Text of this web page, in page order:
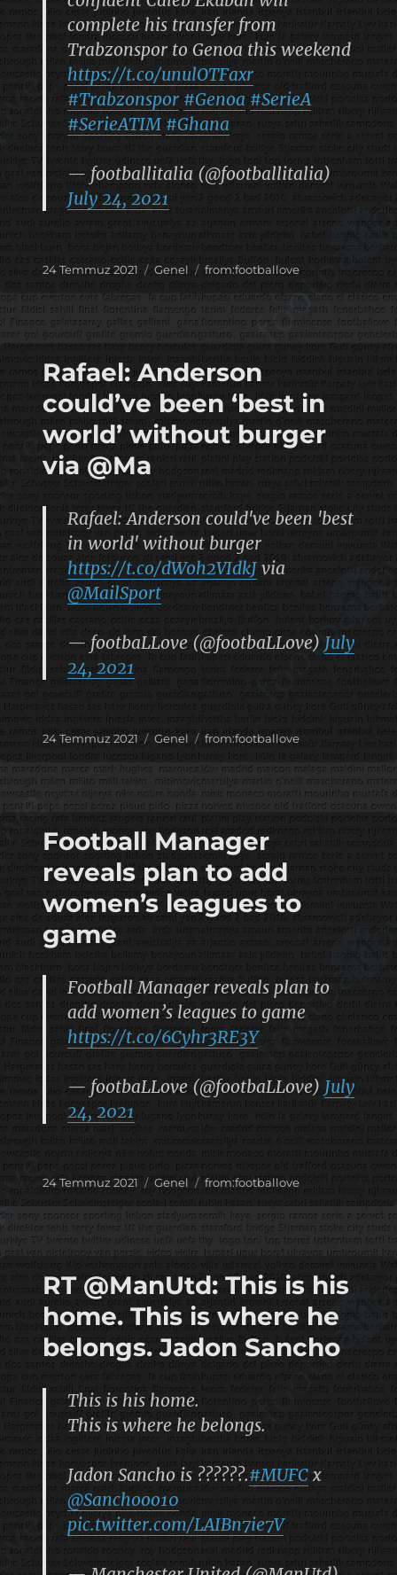
complete his transfer from
Trabzonspor to Genoa this weekend
https://t.co/unulOTFaxr
#Trabzonspor #Genoa #SerieA
#SerieATIM #Ghana
— footballitalia (@footballitalia)
July 24, 2021
Yayın
tarihi
24 Temmuz 2021 Kategoriler
Genel Etiketler
from:footballove
Rafael: Anderson
could’ve been ‘best in
world’ without burger
via @Ma
Rafael: Anderson could've been 'best
in world' without burger
https://t.co/dWoh2VIdkJvia
@MailSport
— footbaLLove (@footbaLLove) July
24, 2021
Yayın
24 Temmuz 2021 Kategoriler
Genel Etiketler
from:footballove
Football Manager
reveals plan to add
women’s leagues to
game
Football Manager reveals plan to
add women’s leagues to game
https://t.co/6Cyhr3RE3Y
— footbaLLove (@footbaLLove) July
24, 2021
Yayın
24 Temmuz 2021 Kategoriler
Genel Etiketler
from:footballove
RT @ManUtd: This is his
home. This is where he
belongs. Jadon Sancho
This is his home.
This is where he belongs.
Jadon Sancho is ??????.#MUFCx
@Sanchooo10
pic.twitter.com/LAIBn7ie7V